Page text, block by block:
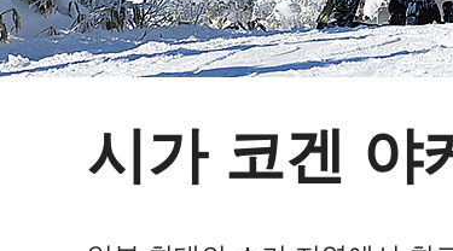
시가 코겐 야